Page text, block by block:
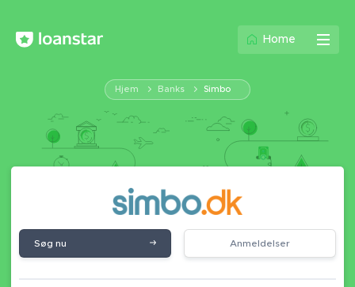
Home
Hjem Banks Simbo
Søg nu Anmeldelser